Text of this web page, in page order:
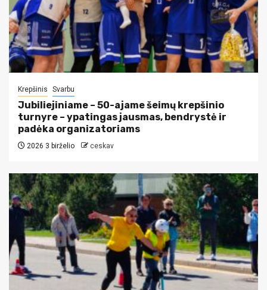
Krepšinis Svarbu
Jubiliejiniame – 50-ajame šeimų krepšinio
turnyre – ypatingas jausmas, bendrystė ir
padėka organizatoriams
2026 3 birželio ceskav